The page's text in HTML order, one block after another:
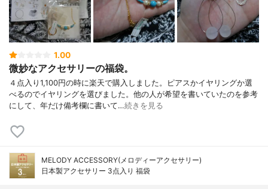
1.00
微妙なアクセサリーの福袋。
４点入り1,100円の時に楽天で購入しました。ピアスかイヤリングか選
べるのでイヤリングを選びました。他の人が希望を書いていたのを参考
にして、年だけ備考欄に書いて…続きを見る
MELODY ACCESSORY(メロディーアクセサリー)
日本製アクセサリー 3点入り 福袋